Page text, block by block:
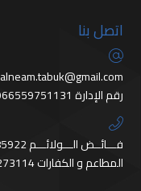
اتصل بنا
alneam.tabuk@gmail.com
رقم الإدارة 00966559751131
+966550785922 فـــائــض الـــولائـــم
+966507273114 المطاعم و الكفارات